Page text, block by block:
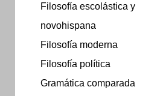
Filosofía escolástica y
novohispana
Filosofía moderna
Filosofía política
Gramática comparada